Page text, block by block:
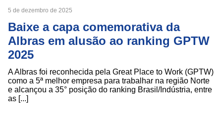
5 de dezembro de 2025
Baixe a capa comemorativa da
Albras em alusão ao ranking GPTW
2025
A Albras foi reconhecida pela Great Place to Work (GPTW)
como a 5ª melhor empresa para trabalhar na região Norte
e alcançou a 35° posição do ranking Brasil/Indústria, entre
as [...]